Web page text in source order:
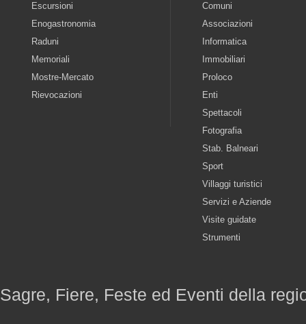
Escursioni
Enogastronomia
Raduni
Memoriali
Mostre-Mercato
Rievocazioni
Comuni
Associazioni
Informatica
Immobiliari
Proloco
Enti
Spettacoli
Fotografia
Stab. Balneari
Sport
Villaggi turistici
Servizi e Aziende
Visite guidate
Strumenti
Sagre, Fiere, Feste ed Eventi della